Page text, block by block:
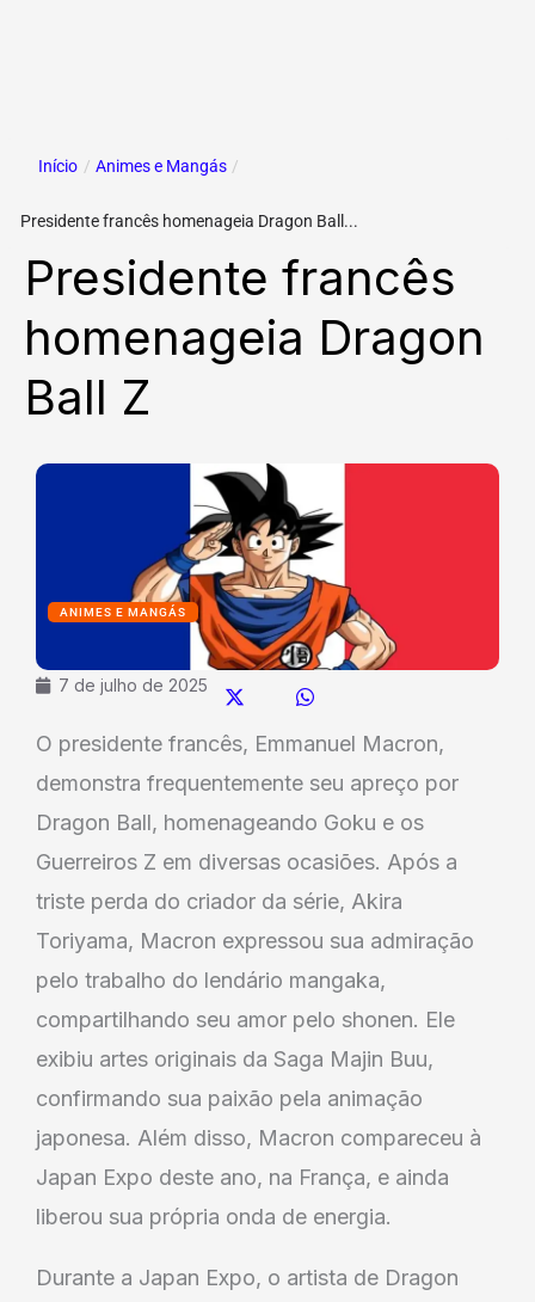
Início / Animes e Mangás /
Presidente francês homenageia Dragon Ball...
Presidente francês
homenageia Dragon
Ball Z
7 de julho de 2025
ANIMES E MANGÁS
O presidente francês, Emmanuel Macron,
demonstra frequentemente seu apreço por
Dragon Ball, homenageando Goku e os
Guerreiros Z em diversas ocasiões. Após a
triste perda do criador da série, Akira
Toriyama, Macron expressou sua admiração
pelo trabalho do lendário mangaka,
compartilhando seu amor pelo shonen. Ele
exibiu artes originais da Saga Majin Buu,
confirmando sua paixão pela animação
japonesa. Além disso, Macron compareceu à
Japan Expo deste ano, na França, e ainda
liberou sua própria onda de energia.
Durante a Japan Expo, o artista de Dragon